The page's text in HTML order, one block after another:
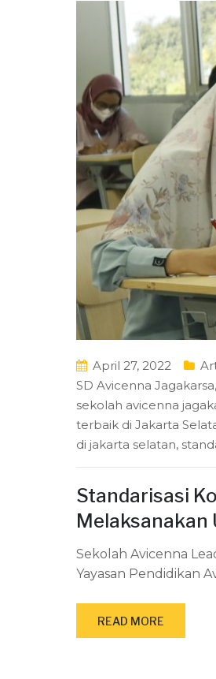
April 27, 2022
SD Avicenna Jagakarsa,
sekolah avicenna
terbaik di Jakarta
di jakarta selatan,
Standarisasi
Melaksanakan
Sekolah Avicenna
Yayasan Pendidikan
READ MORE